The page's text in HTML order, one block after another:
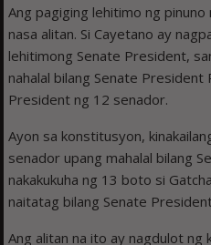
Ang pagiging lehitimo ng pinuno
nasa alitan. Si Cayetano ay
lehitimong Senate President,
nahalal bilang Senate
President ng 12 senador.
Ayon sa konstitusyon,
senador upang mahalal bilang
nakakukuha ng 13 boto si
naitatag bilang Senate
Ang alitan na ito ay nagdulot ng